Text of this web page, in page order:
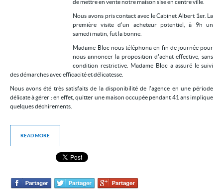
de mettre en vente notre maison sise en centre ville.
Nous avons pris contact avec le Cabinet Albert 1er. La
première visite d'un acheteur potentiel, à 9h un
samedi matin, fut la bonne.
Madame Bloc nous téléphona en fin de journée pour
nous annoncer la proposition d'achat effective, sans
condition restrictive. Madame Bloc a assuré le suivi
des démarches avec efficacité et délicatesse.
Nous avons été très satisfaits de la disponibilité de l'agence en une période
délicate à gérer : en effet, quitter une maison occupée pendant 41 ans implique
quelques déchirements.
READ MORE